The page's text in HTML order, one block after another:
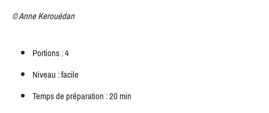
© Anne Kerouédan
Portions : 4
Niveau : facile
Temps de préparation : 20 min